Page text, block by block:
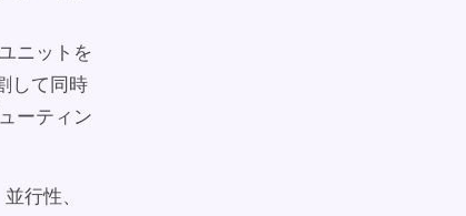
ニットを
して同時
ーティン
行性、